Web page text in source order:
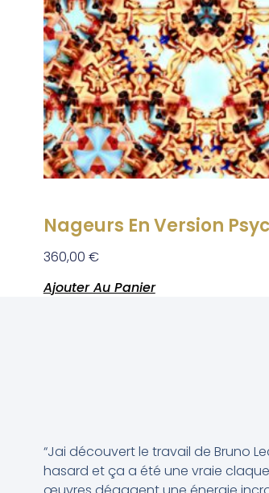
Nageurs En Version
360,00 €
Ajouter Au Panier
“Jai découvert le travail de Bruno
hasard et ça a été une vraie claque